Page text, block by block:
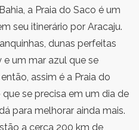
a Praia do Saco é um
seu itinerário por Aracaju.
dunas perfeitas
um mar azul que se
assim é a Praia do
se precisa em um dia de
para melhorar ainda mais.
a cerca 200 km de